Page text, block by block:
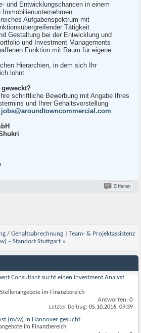
und Entwicklungschancen in einem
Aufgabenspektrum mit
Tätigkeit
Gestaltung bei der Entwicklung und
und Investment Managements
Funktion mit Raum für eigene
Hierarchien, in dem sich Ihr
lohnt
schriftliche Bewerbung mit Angabe Ihres
und Ihrer Gehaltsvorstellung
jobs@aroundtowncommercial.com
Zitieren
/ Gehaltsabrechnung
Team- & Projektassistenz
– Standort Stuttgart »
Consultant sucht einen Investment Analyst
im Finanzbereich
Antworten: 0
Letzter Beitrag: 05.10.2016, 09:39
(m/w) in Hannover gesucht
im Finanzbereich